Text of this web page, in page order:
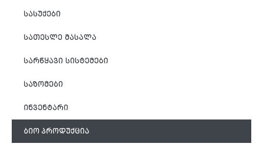
ᲡᲐᲡᲣᲥᲔᲑᲘ
ᲡᲐᲗᲔᲡᲚᲔ ᲛᲐᲡᲐᲚᲐ
ᲡᲐᲠᲬᲧᲐᲕᲘ ᲡᲘᲡᲢᲔᲛᲔᲑᲘ
ᲡᲐᲖᲝᲛᲔᲑᲘ
ᲘᲜᲕᲔᲜᲢᲐᲠᲘ
ᲑᲘᲝ ᲞᲠᲝᲓᲣᲥᲪᲘᲐ